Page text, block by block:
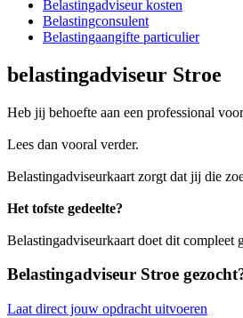
Belastingadviseur kosten
Belastingconsulent
Belastingaangifte particulier
belastingadviseur Stroe
Heb jij behoefte aan een professional
Lees dan vooral verder.
Belastingadviseurkaart zorgt dat jij die
Het tofste gedeelte?
Belastingadviseurkaart doet dit
Belastingadviseur Stroe
Laat direct jouw opdracht uitvoeren